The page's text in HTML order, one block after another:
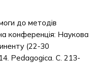
до методів
конференція: Наукова
(22-30
Pedagogica. С. 213-